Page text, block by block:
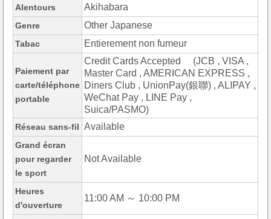
Alentours Akihabara
Genre Other Japanese
Tabac Entierement non fumeur
Paiement par
carte/téléphone
portable
Credit Cards Accepted (JCB , VISA ,
Master Card , AMERICAN EXPRESS ,
Diners Club , UnionPay(銀聯) , ALIPAY ,
WeChat Pay , LINE Pay ,
Suica/PASMO)
Réseau sans-fil Available
Grand écran
pour regarder
le sport
Not Available
Heures
d'ouverture
11:00 AM ～ 10:00 PM